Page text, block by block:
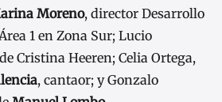
Moreno, director Desarrollo
1 en Zona Sur; Lucio
Cristina Heeren; Celia Ortega,
, cantaor; y Gonzalo